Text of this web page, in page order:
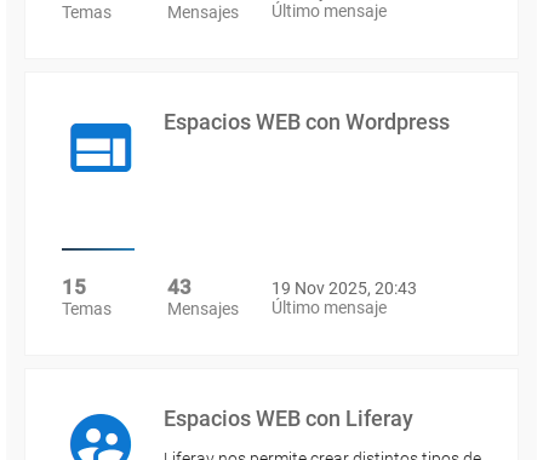
Temas Mensajes
Último mensaje
Espacios WEB con Wordpress
15
Temas
43
Mensajes
19 Nov 2025, 20:43
Último mensaje
Espacios WEB con Liferay